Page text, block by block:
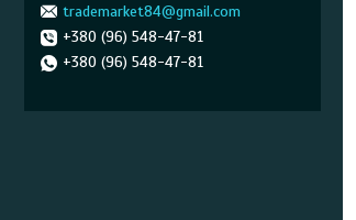
trademarket84@gmail.com
+380 (96) 548-47-81
+380 (96) 548-47-81